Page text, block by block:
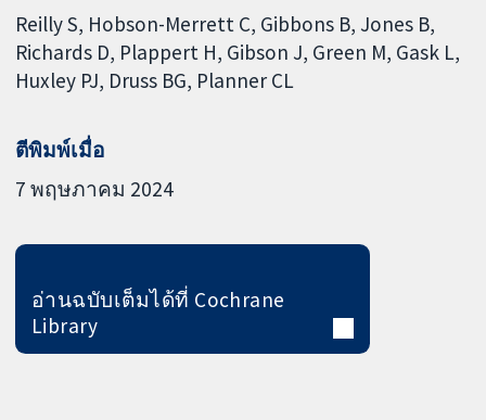
Reilly S Hobson-Merrett C Gibbons B Jones B
Richards D Plappert H Gibson J Green M Gask L
Huxley PJ Druss BG Planner CL
ตีพิมพ์เมื่อ
7 พฤษภาคม 2024
อ่านฉบับเต็มได้ที่ Cochrane
Library